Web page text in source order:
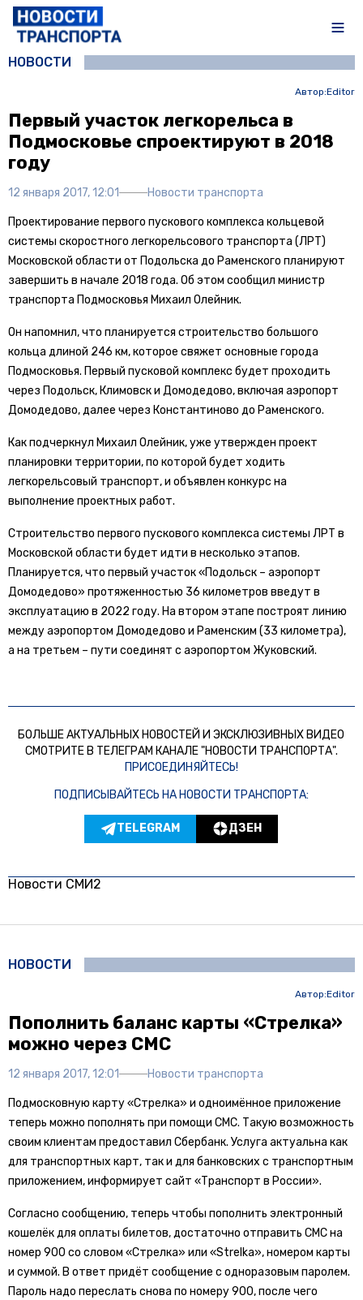
НОВОСТИ
Автор:Editor
Первый участок легкорельса в
Подмосковье спроектируют в 2018
году
12 января 2017, 12:01 Новости транспорта
Проектирование первого пускового комплекса кольцевой
системы скоростного легкорельсового транспорта (ЛРТ)
Московской области от Подольска до Раменского планируют
завершить в начале 2018 года. Об этом сообщил министр
транспорта Подмосковья Михаил Олейник.
Он напомнил, что планируется строительство большого
кольца длиной 246 км, которое свяжет основные города
Подмосковья. Первый пусковой комплекс будет проходить
через Подольск, Климовск и Домодедово, включая аэропорт
Домодедово, далее через Константиново до Раменского.
Как подчеркнул Михаил Олейник, уже утвержден проект
планировки территории, по которой будет ходить
легкорельсовый транспорт, и объявлен конкурс на
выполнение проектных работ.
Строительство первого пускового комплекса системы ЛРТ в
Московской области будет идти в несколько этапов.
Планируется, что первый участок «Подольск – аэропорт
Домодедово» протяженностью 36 километров введут в
эксплуатацию в 2022 году. На втором этапе построят линию
между аэропортом Домодедово и Раменским (33 километра),
а на третьем – пути соединят с аэропортом Жуковский.
БОЛЬШЕ АКТУАЛЬНЫХ НОВОСТЕЙ И ЭКСКЛЮЗИВНЫХ ВИДЕО
СМОТРИТЕ В ТЕЛЕГРАМ КАНАЛЕ "НОВОСТИ ТРАНСПОРТА".
ПРИСОЕДИНЯЙТЕСЬ!
ПОДПИСЫВАЙТЕСЬ НА НОВОСТИ ТРАНСПОРТА:
TELEGRAM ДЗЕН
Новости СМИ2
НОВОСТИ
Автор:Editor
Пополнить баланс карты «Стрелка»
можно через СМС
12 января 2017, 12:01 Новости транспорта
Подмосковную карту «Стрелка» и одноимённое приложение
теперь можно пополнять при помощи СМС. Такую возможность
своим клиентам предоставил Сбербанк. Услуга актуальна как
для транспортных карт, так и для банковских с транспортным
приложением, информирует сайт «Транспорт в России».
Согласно сообщению, теперь чтобы пополнить электронный
кошелёк для оплаты билетов, достаточно отправить СМС на
номер 900 со словом «Стрелка» или «Strelka», номером карты
и суммой. В ответ придёт сообщение с одноразовым паролем.
Пароль надо переслать снова по номеру 900, после чего